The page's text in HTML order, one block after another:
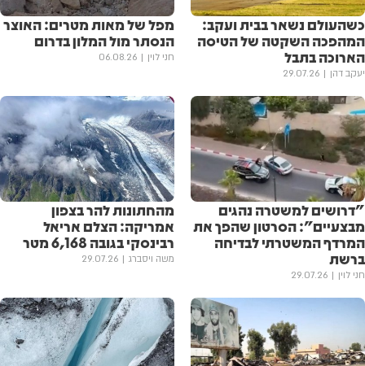
כשהעולם נשאר בבית ועקב:
המהפכה השקטה של הטיסה
הארוכה בתבל
יעקב דהן 29.07.26
מפל של מאות מטרים: האוצר
הנסתר מול המלון בדרום
חני לוין 06.08.26
"דרושים למשטרה נהגים
מבצעיים": הסרטון שהפך את
המרדף המשטרתי לבדיחה
ברשת
חני לוין 29.07.26
מהחתונות להר בצפון
אמריקה: הצלם אריאל
רבינסקי בגובה 6,168 מטר
משה ויסברג 29.07.26